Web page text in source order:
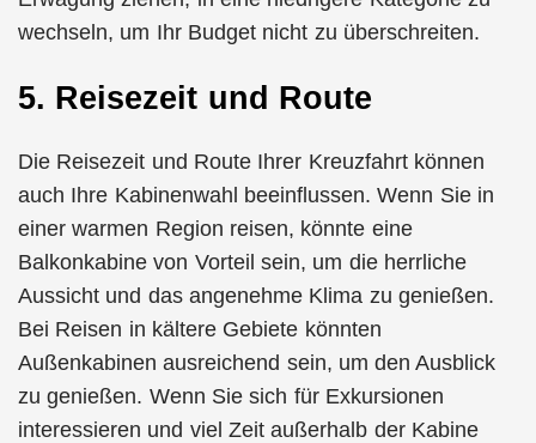
wechseln, um Ihr Budget nicht zu überschreiten.
5. Reisezeit und Route
Die Reisezeit und Route Ihrer Kreuzfahrt können
auch Ihre Kabinenwahl beeinflussen. Wenn Sie in
einer warmen Region reisen, könnte eine
Balkonkabine von Vorteil sein, um die herrliche
Aussicht und das angenehme Klima zu genießen.
Bei Reisen in kältere Gebiete könnten
Außenkabinen ausreichend sein, um den Ausblick
zu genießen. Wenn Sie sich für Exkursionen
interessieren und viel Zeit außerhalb der Kabine